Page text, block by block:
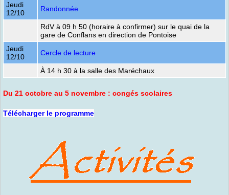
Jeudi
12/10
Randonnée
RdV à 09 h 50 (horaire à confirmer) sur le quai de la
gare de Conflans en direction de Pontoise
Jeudi
12/10
Cercle de lecture
À 14 h 30 à la salle des Maréchaux
Du 21 octobre au 5 novembre : congés scolaires
Télécharger le programme